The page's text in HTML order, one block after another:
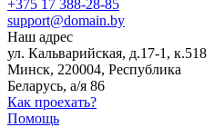
+375 17 388-28-85
support@domain.by
Наш адрес
ул. Кальварийская, д.17-1, к.518
Минск, 220004, Республика
Беларусь, а/я 86
Как проехать?
Помощь